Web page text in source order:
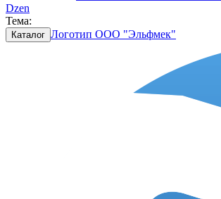
Dzen
Тема:
Каталог Логотип ООО "Эльфмек"